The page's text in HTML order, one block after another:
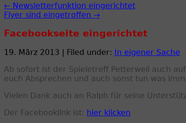
← Newsletterfunktion eingerichtet
Flyer sind eingetroffen →
Facebookseite eingerichtet
19. März 2013 | Filed under:
In eigener Sache
Ab sofort ist der Spieletreff Petterweil auch
euch Absprechen und auch sonst tun was
Vielen Dank auch an Ralph für seine
Der Facebooklink ist: hier klicken